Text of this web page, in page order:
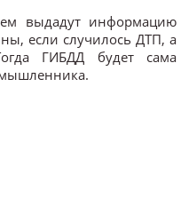
выдадут информацию
если случилось ДТП, а
ГИБДД будет сама